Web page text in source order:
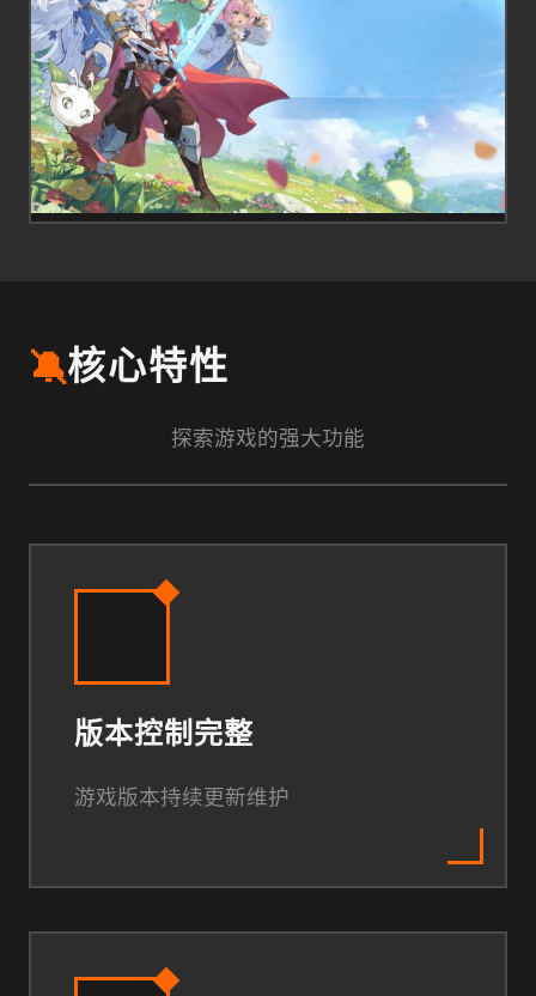
🔕核心特性
探索游戏的强大功能
版本控制完整
游戏版本持续更新维护